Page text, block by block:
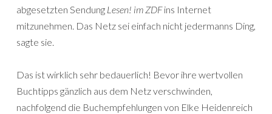
abgesetzten Sendung Lesen! im ZDFins Internet
mitzunehmen. Das Netz sei einfach nicht jedermanns Ding,
sagte sie.
Das ist wirklich sehr bedauerlich! Bevor ihre wertvollen
Buchtipps gänzlich aus dem Netz verschwinden,
nachfolgend die Buchempfehlungen von Elke Heidenreich